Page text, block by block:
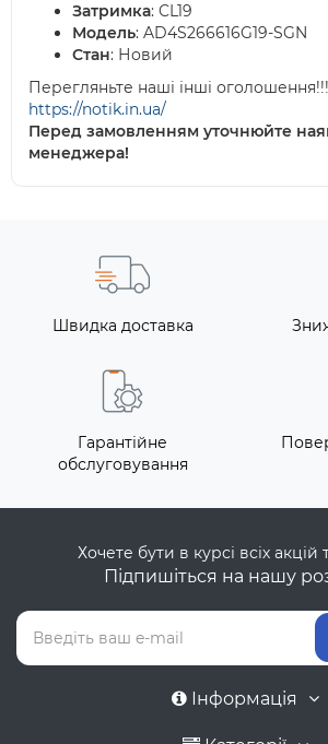
Затримка: CL19
Модель: AD4S266616G19-SGN
Стан: Новий
Перегляньте наші інші оголошення!!!
https://notik.in.ua/
Перед замовленням уточнюйте
менеджера!
Швидка доставка
Гарантійне
обслуговування
Хочете бути в курсі всіх акцій
Підпишіться на нашу
Інформація